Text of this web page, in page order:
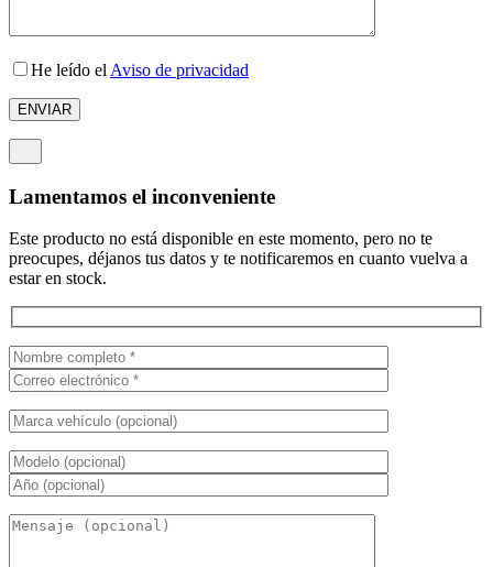
He leído el Aviso de privacidad
Lamentamos el inconveniente
Este producto no está disponible en este momento, pero no te
preocupes, déjanos tus datos y te notificaremos en cuanto vuelva a
estar en stock.